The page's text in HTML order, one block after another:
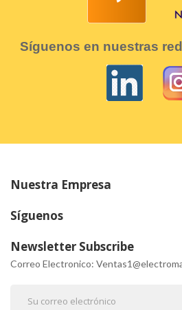
Síguenos en nuestras
Nuestra Empresa
Síguenos
Newsletter Subscribe
Correo Electronico: